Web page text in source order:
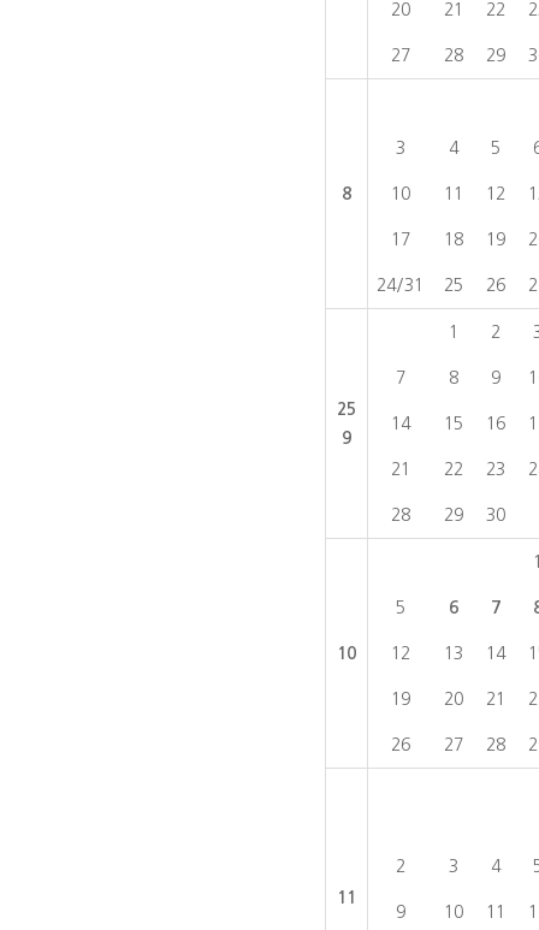
20 21 22
27 28 29
8
3 4 5
10 11 12
17 18 19
24/31 25 26
25
9
1 2
7 8 9
14 15 16
21 22 23
28 29 30
10
5 6 7
12 13 14
19 20 21
26 27 28
11
2 3 4
9 10 11